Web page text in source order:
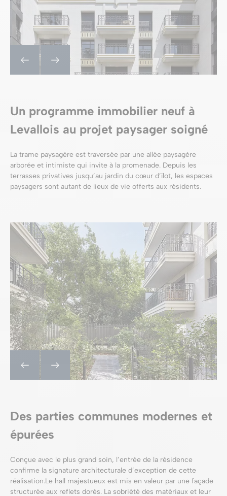
Un programme immobilier neuf à
Levallois au projet paysager soigné
La trame paysagère est traversée par une allée paysagère
arborée et intimiste qui invite à la promenade. Depuis les
terrasses privatives jusqu’au jardin du cœur d’îlot, les espaces
paysagers sont autant de lieux de vie offerts aux résidents.
Des parties communes modernes et
épurées
Conçue avec le plus grand soin, l’entrée de la résidence
confirme la signature architecturale d’exception de cette
réalisation.Le hall majestueux est mis en valeur par une façade
structurée aux reflets dorés. La sobriété des matériaux et leur